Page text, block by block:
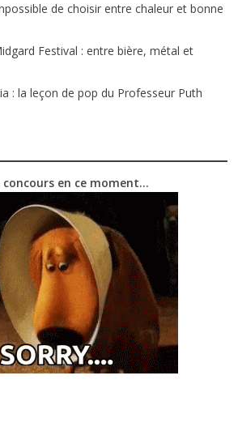
de choisir entre chaleur et bonne
Festival : entre bière, métal et
: la leçon de pop du Professeur Puth
concours en ce moment…